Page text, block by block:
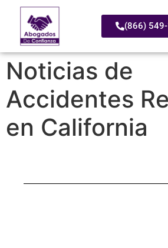
(866)
Noticias de
Accidentes
en California